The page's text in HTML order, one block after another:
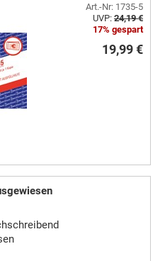
Art.-Nr: 1735-5
UVP: 24,19 €
17% gespart
19,99 €